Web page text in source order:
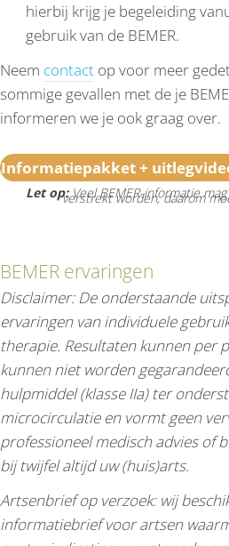
hierbij krijg je begeleiding
gebruik van de BEMER.
Neem contact op voor meer
sommige gevallen met de je
informeren we je ook graag over.
Informatiepakket +
Let op:Veel BEMER-informatie
verstrekt worden, daarom
BEMER ervaringen
Disclaimer: De onderstaande
ervaringen van individuele
therapie. Resultaten kunnen per
kunnen niet worden
hulpmiddel (klasse IIa) ter
microcirculatie en vormt geen
professioneel medisch advies of
bij twijfel altijd uw (huis)arts.
Artsenbrief op verzoek: wij
informatiebrief voor artsen